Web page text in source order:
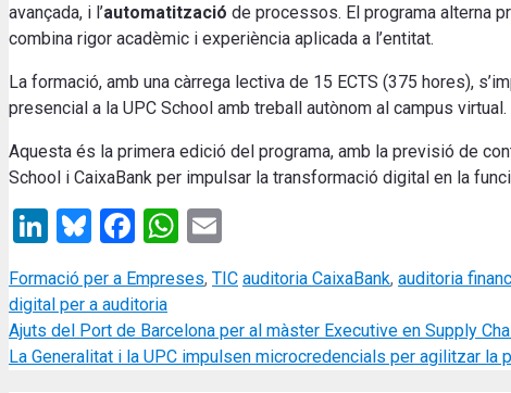
avançada, i l’automatització de processos. El programa alterna
combina rigor acadèmic i experiència aplicada a l’entitat.
La formació, amb una càrrega lectiva de 15 ECTS (375 hores),
presencial a la UPC School amb treball autònom al campus virtual.
Aquesta és la primera edició del programa, amb la previsió de
School i CaixaBank per impulsar la transformació digital en la
LinkedIn
Bluesky
Facebook
WhatsApp
Categories
Formació per a Empreses, TIC Tags
auditoria CaixaBank, auditoria
digital per a auditoria
Ajuts del Port de Barcelona per al màster Executive en Supply
La Generalitat i la UPC impulsen microcredencials per agilitzar la